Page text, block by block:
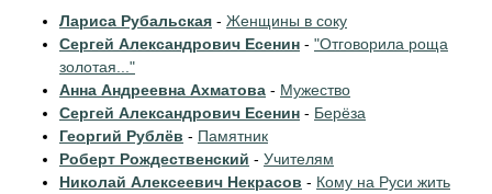
Лариса Рубальская - Женщины в соку
Сергей Александрович Есенин - "Отговорила роща
золотая..."
Анна Андреевна Ахматова - Мужество
Сергей Александрович Есенин - Берёза
Георгий Рублёв - Памятник
Роберт Рождественский - Учителям
Николай Алексеевич Некрасов - Кому на Руси жить